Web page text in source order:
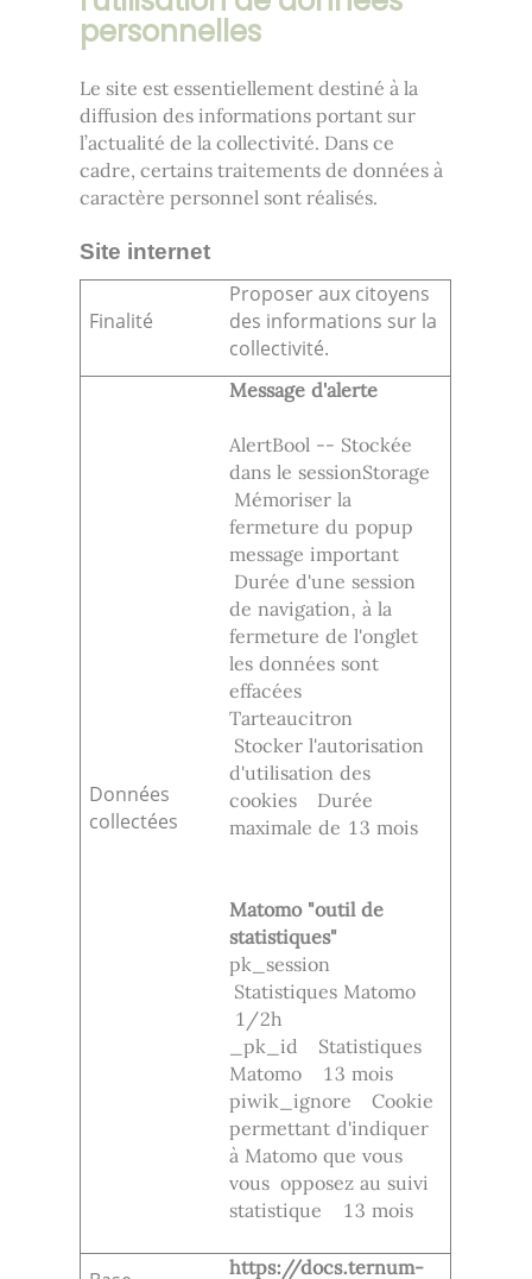
personnelles
Le site est essentiellement destiné à la
diffusion des informations portant sur
l’actualité de la collectivité. Dans ce
cadre, certains traitements de données à
caractère personnel sont réalisés.
Site internet
Finalité
Proposer aux citoyens
des informations sur la
collectivité.
Données
collectées
Message d'alerte
AlertBool -- Stockée
dans le sessionStorage
Mémoriser la
fermeture du popup
message important
Durée d'une session
de navigation, à la
fermeture de l'onglet
les données sont
effacées
Tarteaucitron
Stocker l'autorisation
d'utilisation des
cookies Durée
maximale de 13 mois
Matomo "outil de
statistiques"
pk_session
Statistiques Matomo
1/2h
_pk_id Statistiques
Matomo 13 mois
piwik_ignore Cookie
permettant d'indiquer
à Matomo que vous
vous opposez au suivi
statistique 13 mois
https://docs.ternum-